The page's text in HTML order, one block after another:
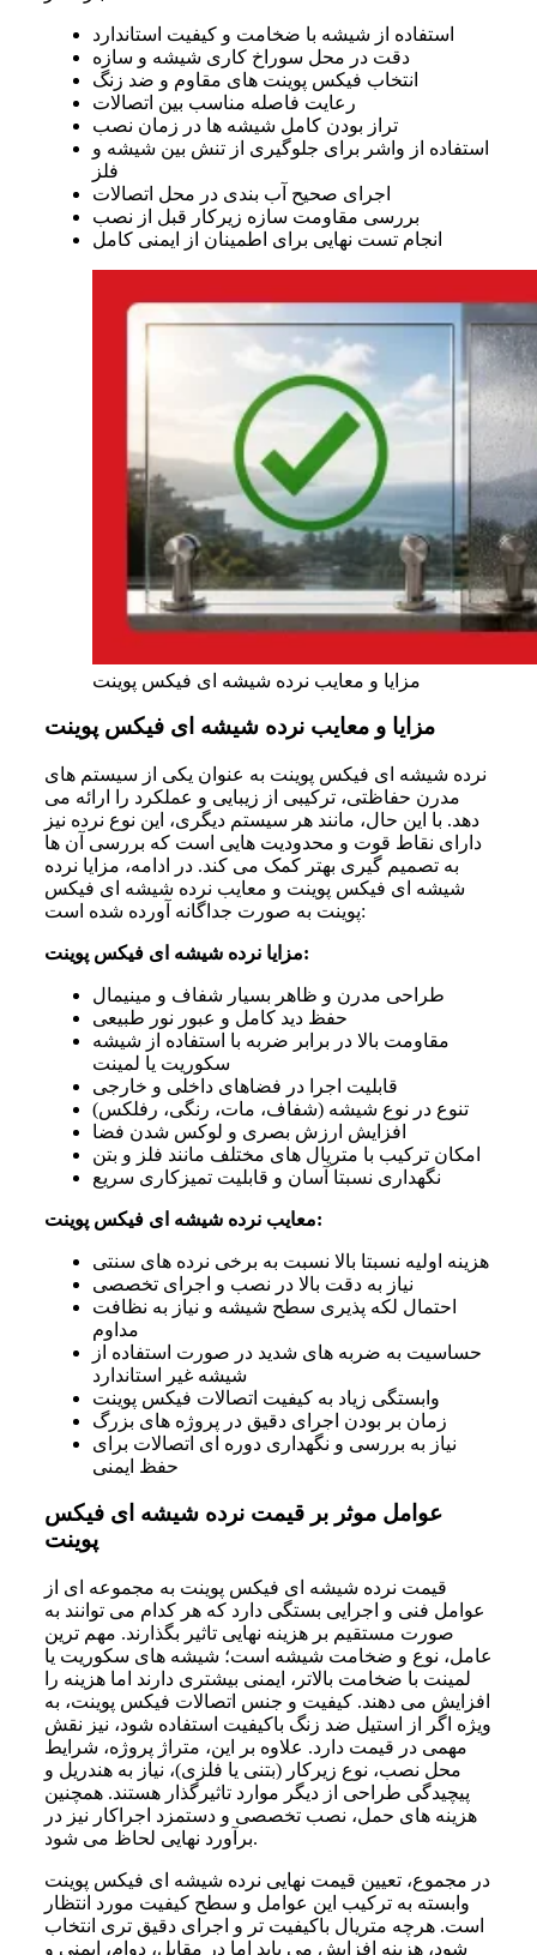
استفاده از شیشه با ضخامت و کیفیت استاندارد
دقت در محل سوراخ کاری شیشه و سازه
انتخاب فیکس پوینت های مقاوم و ضد زنگ
رعایت فاصله مناسب بین اتصالات
تراز بودن کامل شیشه ها در زمان نصب
استفاده از واشر برای جلوگیری از تنش بین شیشه و
فلز
اجرای صحیح آب بندی در محل اتصالات
بررسی مقاومت سازه زیرکار قبل از نصب
انجام تست نهایی برای اطمینان از ایمنی کامل
مزایا و معایب نرده شیشه‌ ای فیکس پوینت
مزایا و معایب نرده شیشه‌ ای فیکس پوینت
نرده شیشه ای فیکس پوینت به عنوان یکی از سیستم های
مدرن حفاظتی، ترکیبی از زیبایی و عملکرد را ارائه می
دهد. با این حال، مانند هر سیستم دیگری، این نوع نرده نیز
دارای نقاط قوت و محدودیت هایی است که بررسی آن ها
به تصمیم گیری بهتر کمک می کند. در ادامه، مزایا نرده
شیشه ای فیکس پوینت و معایب نرده شیشه ای فیکس
پوینت به صورت جداگانه آورده شده است:
مزایا نرده شیشه ای فیکس پوینت:
طراحی مدرن و ظاهر بسیار شفاف و مینیمال
حفظ دید کامل و عبور نور طبیعی
مقاومت بالا در برابر ضربه با استفاده از شیشه
سکوریت یا لمینت
قابلیت اجرا در فضاهای داخلی و خارجی
تنوع در نوع شیشه (شفاف، مات، رنگی، رفلکس)
افزایش ارزش بصری و لوکس شدن فضا
امکان ترکیب با متریال های مختلف مانند فلز و بتن
نگهداری نسبتا آسان و قابلیت تمیزکاری سریع
معایب نرده شیشه ای فیکس پوینت:
هزینه اولیه نسبتا بالا نسبت به برخی نرده های سنتی
نیاز به دقت بالا در نصب و اجرای تخصصی
احتمال لکه پذیری سطح شیشه و نیاز به نظافت
مداوم
حساسیت به ضربه های شدید در صورت استفاده از
شیشه غیر استاندارد
وابستگی زیاد به کیفیت اتصالات فیکس پوینت
زمان بر بودن اجرای دقیق در پروژه های بزرگ
نیاز به بررسی و نگهداری دوره ای اتصالات برای
حفظ ایمنی
عوامل موثر بر قیمت نرده شیشه‌ ای فیکس
پوینت
قیمت نرده شیشه ای فیکس پوینت به مجموعه ای از
عوامل فنی و اجرایی بستگی دارد که هر کدام می توانند به
صورت مستقیم بر هزینه نهایی تاثیر بگذارند. مهم ترین
عامل، نوع و ضخامت شیشه است؛ شیشه های سکوریت یا
لمینت با ضخامت بالاتر، ایمنی بیشتری دارند اما هزینه را
افزایش می دهند. کیفیت و جنس اتصالات فیکس پوینت، به
ویژه اگر از استیل ضد زنگ باکیفیت استفاده شود، نیز نقش
مهمی در قیمت دارد. علاوه بر این، متراژ پروژه، شرایط
محل نصب، نوع زیرکار (بتنی یا فلزی)، نیاز به هندریل و
پیچیدگی طراحی از دیگر موارد تاثیرگذار هستند. همچنین
هزینه های حمل، نصب تخصصی و دستمزد اجراکار نیز در
برآورد نهایی لحاظ می شود.
در مجموع، تعیین قیمت نهایی نرده شیشه ای فیکس پوینت
وابسته به ترکیب این عوامل و سطح کیفیت مورد انتظار
است. هرچه متریال باکیفیت تر و اجرای دقیق تری انتخاب
شود، هزینه افزایش می یابد اما در مقابل، دوام، ایمنی و